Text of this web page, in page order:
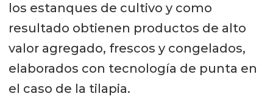
los estanques de cultivo y como
resultado obtienen productos de alto
valor agregado, frescos y congelados,
elaborados con tecnología de punta en
el caso de la tilapia.